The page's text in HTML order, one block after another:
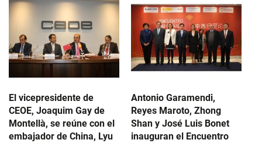
El vicepresidente de
CEOE, Joaquim Gay de
Montellà, se reúne con el
embajador de China, Lyu
Antonio Garamendi,
Reyes Maroto, Zhong
Shan y José Luis Bonet
inauguran el Encuentro